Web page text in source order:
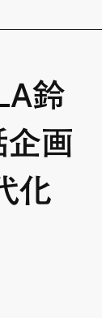
鈴
画
化